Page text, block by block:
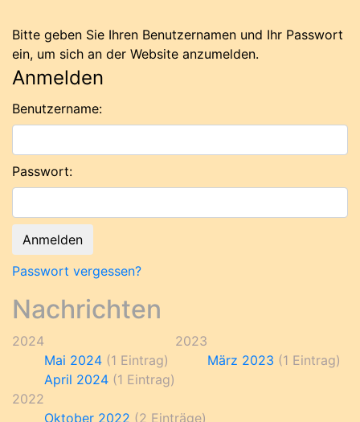
Bitte geben Sie Ihren Benutzernamen und Ihr Passwort
ein, um sich an der Website anzumelden.
Anmelden
Benutzername:
Passwort:
Passwort vergessen?
Nachrichten
2024
Mai 2024 (1 Eintrag)
April 2024 (1 Eintrag)
2023
März 2023 (1 Eintrag)
2022
Oktober 2022 (2 Einträge)